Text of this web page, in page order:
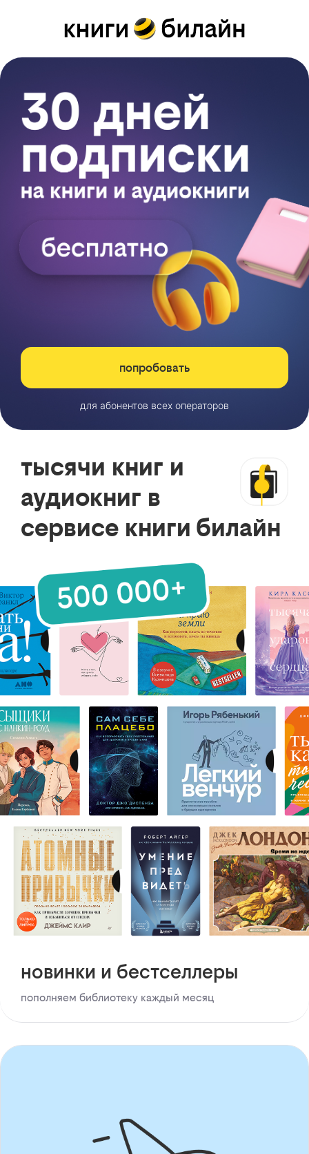
попробовать
для абонентов всех операторов
тысячи книг и
аудиокниг в
сервисе книги билайн
новинки и бестселлеры
пополняем библиотеку каждый месяц